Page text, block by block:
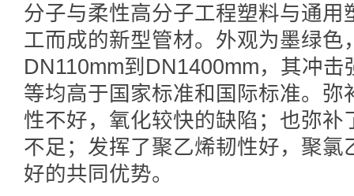
分子与柔性高分子工程塑料与通
工而成的新型管材。外观为墨绿色
DN110mm到DN1400mm，其冲
等均高于国家标准和国际标准。
性不好，氧化较快的缺陷；也弥
不足；发挥了聚乙烯韧性好，聚
好的共同优势。